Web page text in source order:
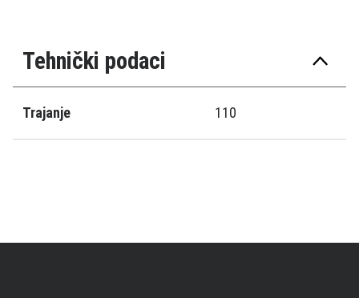
Tehnički podaci
Trajanje 110